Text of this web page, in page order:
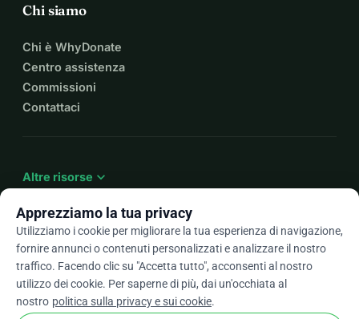
Chi siamo
Chi è WhyDonate
Centro assistenza
Commissioni
Contattaci
Altre risorse expand_more
It arrow_drop_down
★★★★★4,9 / 5 basato su oltre 500 recensioni
Apprezziamo la tua privacy
Utilizziamo i cookie per migliorare la tua esperienza di navigazione,
fornire annunci o contenuti personalizzati e analizzare il nostro
traffico. Facendo clic su "Accetta tutto", acconsenti al nostro
utilizzo dei cookie. Per saperne di più, dai un'occhiata al
nostro politica sulla privacy e sui cookie.